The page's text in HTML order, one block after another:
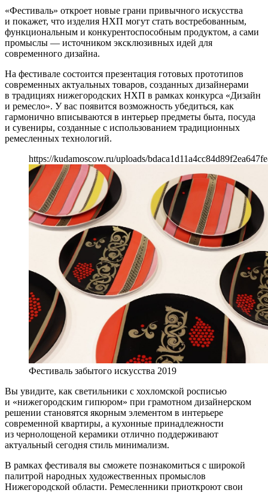
«Фестиваль» откроет новые грани привычного искусства
и покажет, что изделия НХП могут стать востребованным,
функциональным и конкурентоспособным продуктом, а сами
промыслы — источником эксклюзивных идей для
современного дизайна.
На фестивале состоится презентация готовых прототипов
современных актуальных товаров, созданных дизайнерами
в традициях нижегородских НХП в рамках конкурса «Дизайн
и ремесло». У вас появится возможность убедиться, как
гармонично вписываются в интерьер предметы быта, посуда
и сувениры, созданные с использованием традиционных
ремесленных технологий.
https://kudamoscow.ru/uploads/
Фестиваль забытого искусства 2019
Вы увидите, как светильники с хохломской росписью
и «нижегородским гипюром» при грамотном дизайнерском
решении становятся якорным элементом в интерьере
современной квартиры, а кухонные принадлежности
из чернолощеной керамики отлично поддерживают
актуальный сегодня стиль минимализм.
В рамках фестиваля вы сможете познакомиться с широкой
палитрой народных художественных промыслов
Нижегородской области. Ремесленники приоткроют свои